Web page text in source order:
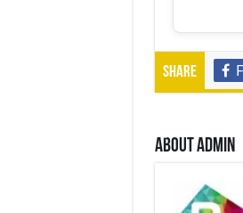
Share
About admin